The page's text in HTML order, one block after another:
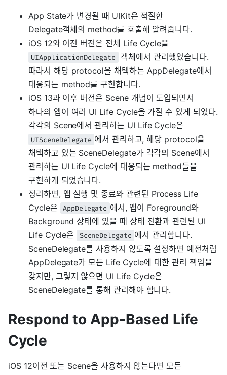
App State가 변경될 때 UIKit은 적절한
Delegate객체의 method를 호출해 알려줍니다.
iOS 12와 이전 버전은 전체 Life Cycle을
UIApplicationDelegate
객체에서 관리했었습니다.
따라서 해당 protocol을 채택하는 AppDelegate에서
대응되는 method를 구현합니다.
iOS 13과 이후 버전은 Scene 개념이 도입되면서
하나의 앱이 여러 UI Life Cycle을 가질 수 있게 되었다.
각각의 Scene에서 관리하는 UI Life Cycle은
UISceneDelegate 에서 관리하고, 해당 protocol을
채택하고 있는 SceneDelegate가 각각의 Scene에서
관리하는 UI Life Cycle에 대응되는 method들을
구현하게 되었습니다.
정리하면, 앱 실행 및 종료와 관련된 Process Life
Cycle은
AppDelegate 에서, 앱이 Foreground와
Background 상태에 있을 때 상태 전환과 관련된 UI
Life Cycle은
SceneDelegate 에서 관리합니다.
SceneDelegate를 사용하지 않도록 설정하면 예전처럼
AppDelegate가 모든 Life Cycle에 대한 관리 책임을
갖지만, 그렇지 않으면 UI Life Cycle은
SceneDelegate를 통해 관리해야 합니다.
Respond to App-Based Life
Cycle
iOS 12이전 또는 Scene을 사용하지 않는다면 모든